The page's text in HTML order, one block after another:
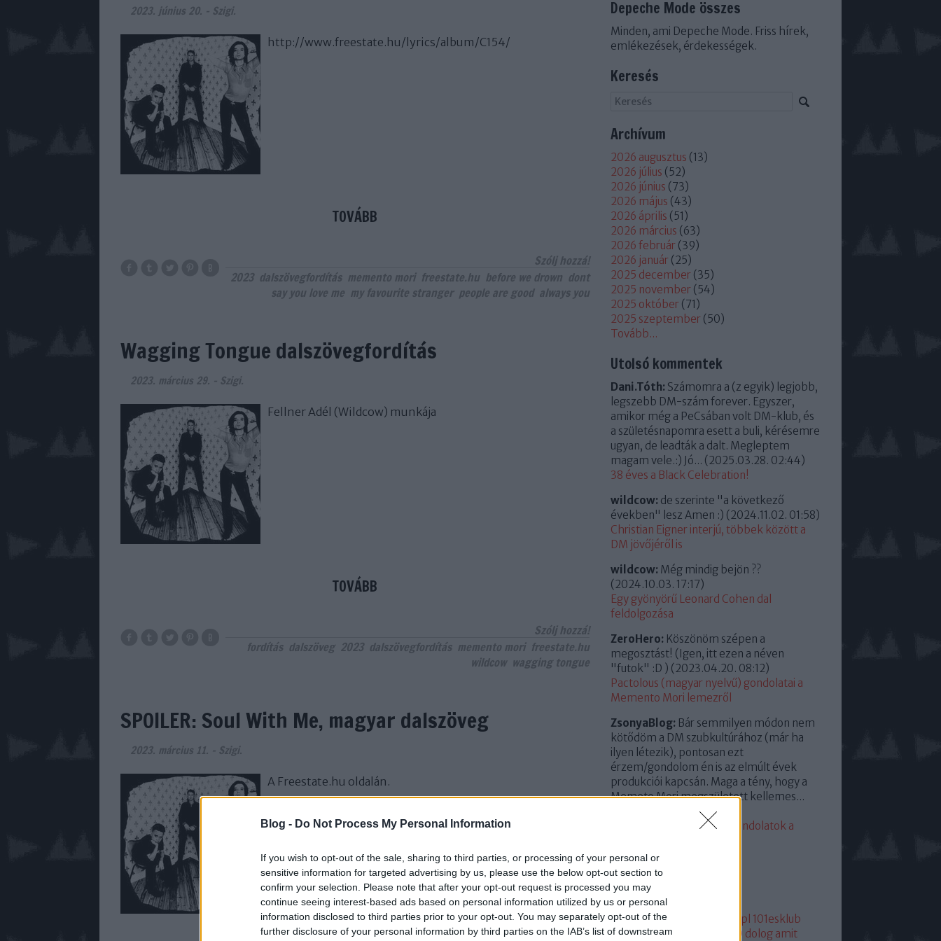
Blog - Do Not Process My Personal Information
If you wish to opt-out of the sale, sharing to third parties, or processing of your personal or
sensitive information for targeted advertising by us, please use the below opt-out section to
confirm your selection. Please note that after your opt-out request is processed you may
continue seeing interest-based ads based on personal information utilized by us or personal
information disclosed to third parties prior to your opt-out. You may separately opt-out of the
further disclosure of your personal information by third parties on the IAB’s list of downstream
2023. június 20. - Szigi.
http://www.freestate.hu/lyrics/album/C154/
TOVÁBB
Szólj hozzá!
2023 dalszövegfordítás memento mori freestate.hu before we drown dont
say you love me my favourite stranger people are good always you
Wagging Tongue dalszövegfordítás
2023. március 29. - Szigi.
Fellner Adél (Wildcow) munkája
TOVÁBB
Szólj hozzá!
fordítás dalszöveg 2023 dalszövegfordítás memento mori freestate.hu
wildcow wagging tongue
SPOILER: Soul With Me, magyar dalszöveg
2023. március 11. - Szigi.
A Freestate.hu oldalán.
Depeche Mode összes
Minden, ami Depeche Mode. Friss hírek,
emlékezések, érdekességek.
Keresés
Archívum
2026 augusztus (13)
2026 július (52)
2026 június (73)
2026 május (43)
2026 április (51)
2026 március (63)
2026 február (39)
2026 január (25)
2025 december (35)
2025 november (54)
2025 október (71)
2025 szeptember (50)
Tovább...
Utolsó kommentek
Dani.Tóth: Számomra a (z egyik) legjobb,
legszebb DM-szám forever. Egyszer,
amikor még a PeCsában volt DM-klub, és
a születésnapomra esett a buli, kérésemre
ugyan, de leadták a dalt. Megleptem
magam vele.:) Jó... (2025.03.28. 02:44)
38 éves a Black Celebration!
wildcow: de szerinte "a következő
években" lesz Amen :) (2024.11.02. 01:58)
Christian Eigner interjú, többek között a
DM jövőjéről is
wildcow: Még mindig bejön ??
(2024.10.03. 17:17)
Egy gyönyörű Leonard Cohen dal
feldolgozása
ZeroHero: Köszönöm szépen a
megosztást! (Igen, itt ezen a néven
"futok" :D ) (2023.04.20. 08:12)
Pactolous (magyar nyelvű) gondolatai a
Memento Mori lemezről
ZsonyaBlog: Bár semmilyen módon nem
kötődöm a DM szubkultúrához (már ha
ilyen létezik), pontosan ezt
érzem/gondolom én is az elmúlt évek
produkciói kapcsán. Maga a tény, hogy a
Memeto Mori megszületett kellemes...
2023.04.13. 15:35)
Az eddigi leggyengébb. Gondolatok a
Utolsó 20
Címkék
.0051 1+2101 101dm.pl 101esklub
101hang101 hang
10 dolog amit